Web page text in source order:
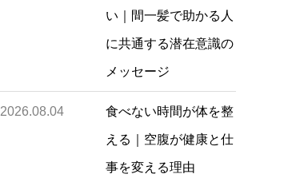
い｜間一髪で助かる人
に共通する潜在意識の
メッセージ
2026.08.04 食べない時間が体を整
える｜空腹が健康と仕
事を変える理由